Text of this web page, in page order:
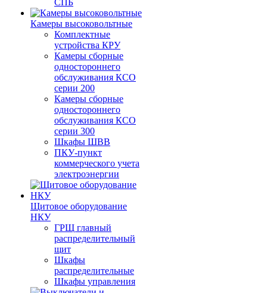
СПБ
Камеры высоковольтные
Комплектные
устройства КРУ
Камеры сборные
одностороннего
обслуживания КСО
серии 200
Камеры сборные
одностороннего
обслуживания КСО
серии 300
Шкафы ШВВ
ПКУ-пункт
коммерческого учета
электроэнергии
Щитовое оборудование
НКУ
ГРЩ главный
распределительный
щит
Шкафы
распределительные
Шкафы управления